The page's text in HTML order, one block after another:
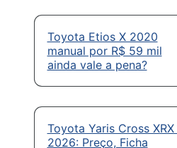
Toyota Etios X 2020
manual por R$ 59 mil
ainda vale a pena?
Toyota Yaris Cross XRX
2026: Preço, Ficha